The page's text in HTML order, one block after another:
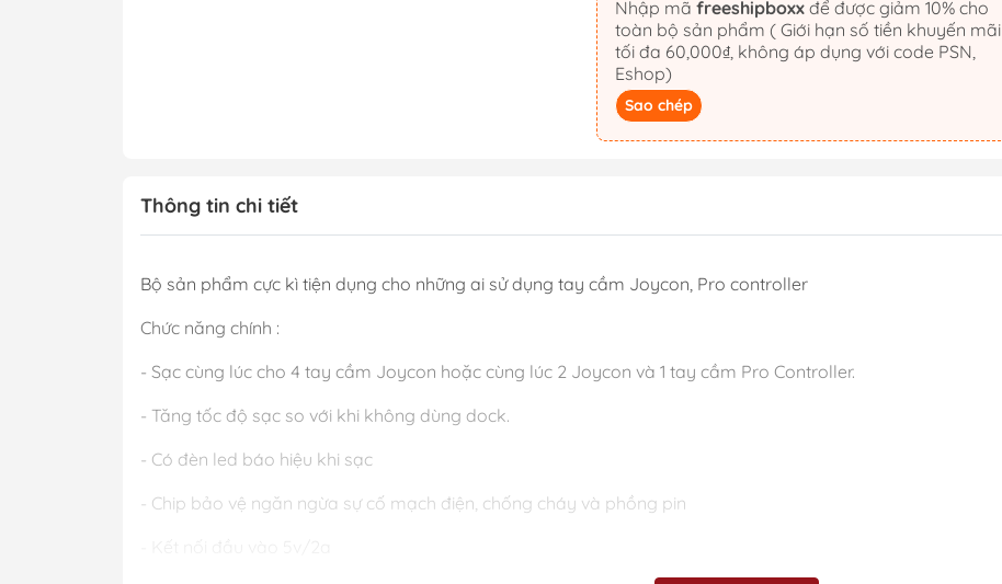
Nhập mã freeshipboxxđể được giảm 10% cho
toàn bộ sản phẩm ( Giới hạn số tiền khuyến mãi
tối đa 60,000₫, không áp dụng với code PSN,
Eshop)
Sao chép
Thông tin chi tiết
Bộ sản phẩm cực kì tiện dụng cho những ai sử dụng tay cầm Joycon, Pro controller
Chức năng chính :
- Sạc cùng lúc cho 4 tay cầm Joycon hoặc cùng lúc 2 Joycon và 1 tay cầm Pro Controller.
- Tăng tốc độ sạc so với khi không dùng dock.
- Có đèn led báo hiệu khi sạc
- Chip bảo vệ ngăn ngừa sự cố mạch điện, chống cháy và phồng pin